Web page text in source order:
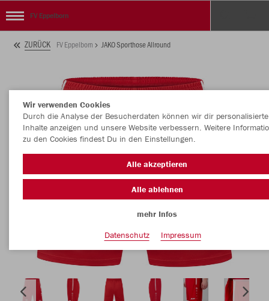
FV Eppelborn
ZURÜCK FV Eppelborn JAKO Sporthose Allround
Wir verwenden Cookies
Durch die Analyse der Besucherdaten können wir dir personalisierte
Inhalte anzeigen und unsere Website verbessern. Weitere
zu den Cookies findest Du in den Einstellungen.
Alle akzeptieren
Alle ablehnen
mehr Infos
Datenschutz
Impressum